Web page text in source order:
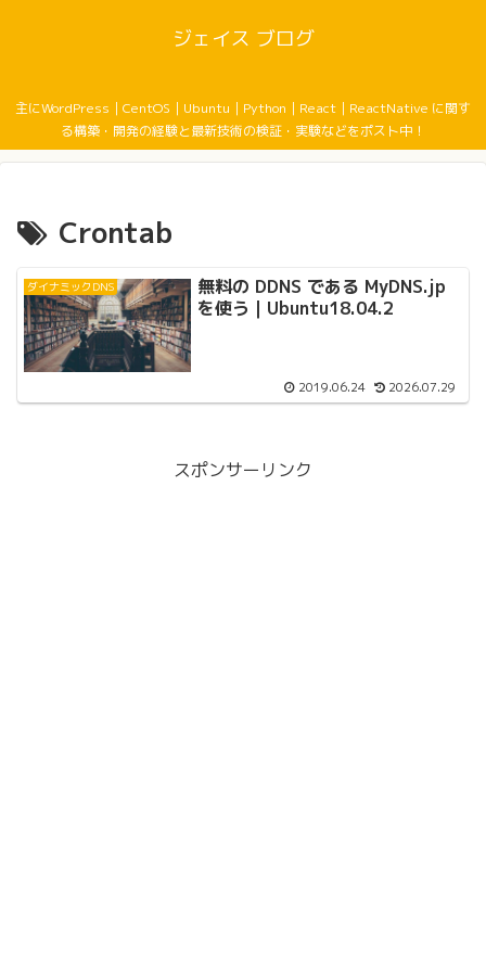
ジェイス ブログ
主にWordPress｜CentOS｜Ubuntu｜Python｜React｜ReactNative に関す
る構築・開発の経験と最新技術の検証・実験などをポスト中！
Crontab
ダイナミックDNS
無料の DDNS である MyDNS.jp
を使う｜Ubuntu18.04.2
2019.06.24 2026.07.29
スポンサーリンク